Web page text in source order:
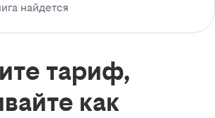
найдется
тариф,
как